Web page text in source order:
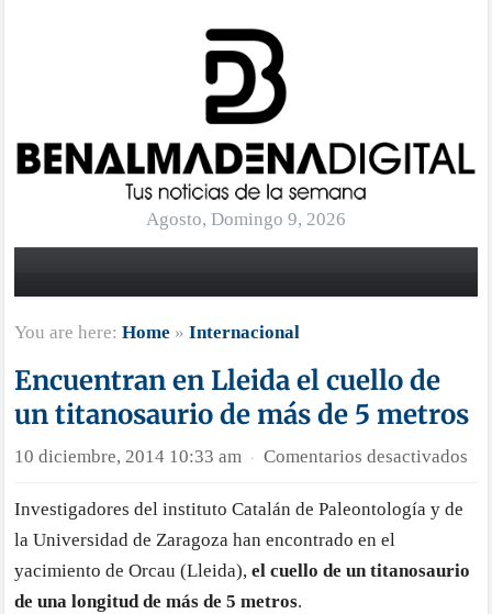
Agosto, Domingo 9, 2026
You are here:Home »Internacional
Encuentran en Lleida el cuello de
un titanosaurio de más de 5 metros
10 diciembre, 2014 10:33 am · Comentarios desactivados
el
Investigadores del instituto Catalán de Paleontología y de
la Universidad de Zaragoza han encontrado en el
yacimiento de Orcau (Lleida), el cuello de un titanosaurio
de una longitud de más de 5 metros.